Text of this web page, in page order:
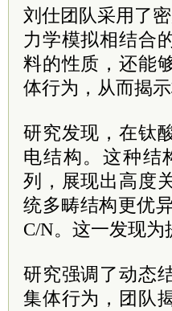
刘仕团队采用了
力学模拟相结合
料的性质，还能
体行为，从而揭
研究发现，在钛
电结构。这种结
列，展现出高度
统多畴结构更优
C/N。这一发现
研究强调了动态
集体行为，团队